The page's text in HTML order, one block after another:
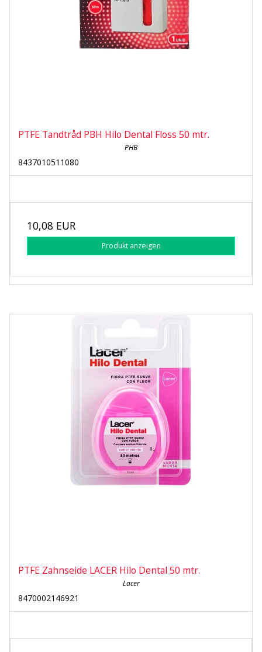
PTFE Tandtråd PBH Hilo Dental Floss 50 mtr.
PHB
8437010511080
10,08 EUR
Produkt anzeigen
PTFE Zahnseide LACER Hilo Dental 50 mtr.
Lacer
8470002146921